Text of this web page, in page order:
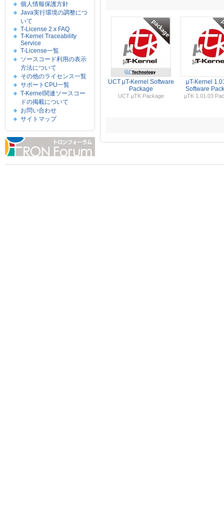
個人情報保護方針
Java実行環境の調整につ
いて
T-License 2.x FAQ
T-Kernel Traceability
Service
T-License一覧
ソースコード利用の表示
方法について
その他のライセンス一覧
サポートCPU一覧
T-Kernel関連ソースコー
ドの掲載について
お問い合わせ
サイトマップ
UCT μT-Kernel Software
Package
UCT μTK Package
μT-Kernel
Software
μTK 1.01.03